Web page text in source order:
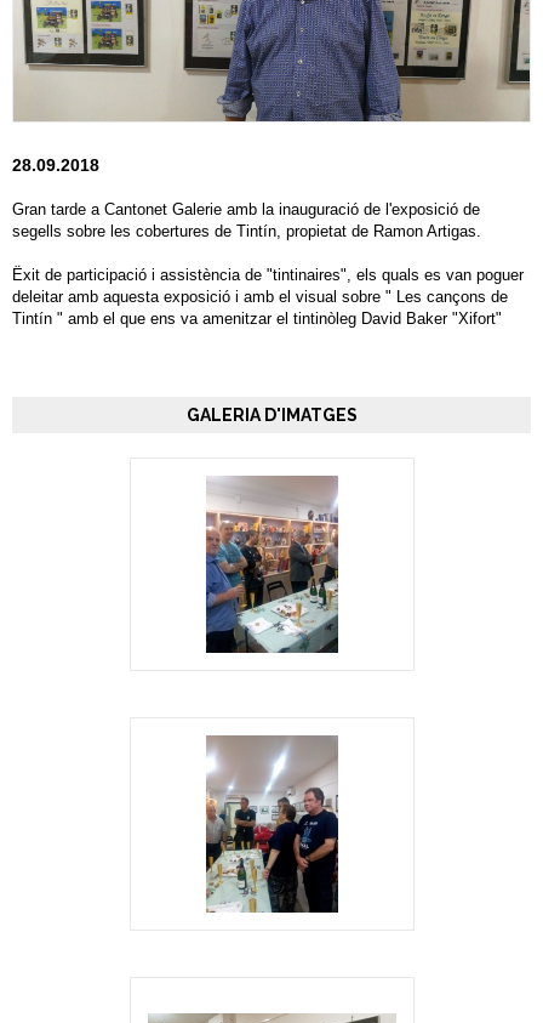
28.09.2018
Gran tarde a Cantonet Galerie amb la inauguració de l'exposició de
segells sobre les cobertures de Tintín, propietat de Ramon Artigas.
Ëxit de participació i assistència de "tintinaires", els quals es van poguer
deleitar amb aquesta exposició i amb el visual sobre " Les cançons de
Tintín " amb el que ens va amenitzar el tintinòleg David Baker "Xifort"
GALERIA D'IMATGES